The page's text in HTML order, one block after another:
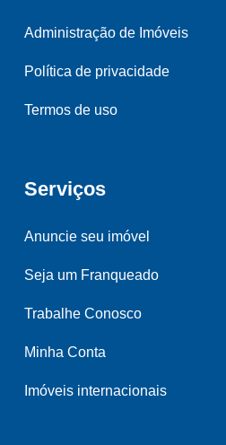
Administração de Imóveis
Política de privacidade
Termos de uso
Serviços
Anuncie seu imóvel
Seja um Franqueado
Trabalhe Conosco
Minha Conta
Imóveis internacionais